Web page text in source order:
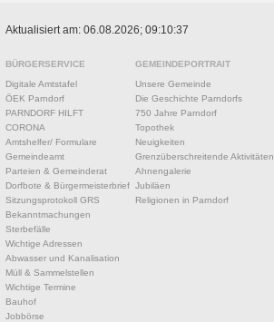
Aktualisiert am: 06.08.2026; 09:10:37
BÜRGERSERVICE
Digitale Amtstafel
ÖEK Parndorf
PARNDORF HILFT
CORONA
Amtshelfer/ Formulare
Gemeindeamt
Parteien & Gemeinderat
Dorfbote & Bürgermeisterbrief
Sitzungsprotokoll GRS
Bekanntmachungen
Sterbefälle
Wichtige Adressen
Abwasser und Kanalisation
Müll & Sammelstellen
Wichtige Termine
Bauhof
Jobbörse
GEMEINDEPORTRAIT
Unsere Gemeinde
Die Geschichte Parndorfs
750 Jahre Parndorf
Topothek
Neuigkeiten
Grenzüberschreitende Aktivitäten
Ahnengalerie
Jubiläen
Religionen in Parndorf